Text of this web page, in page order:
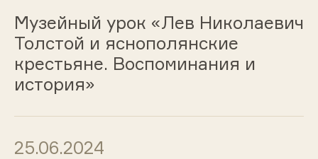
Музейный урок «Лев Николаевич
Толстой и яснополянские
крестьяне. Воспоминания и
история»
25.06.2024